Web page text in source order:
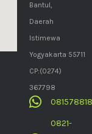
Bantul,
Daerah
Istimewa
Yogyakarta 55711
CP:(0274)
367798
0821-